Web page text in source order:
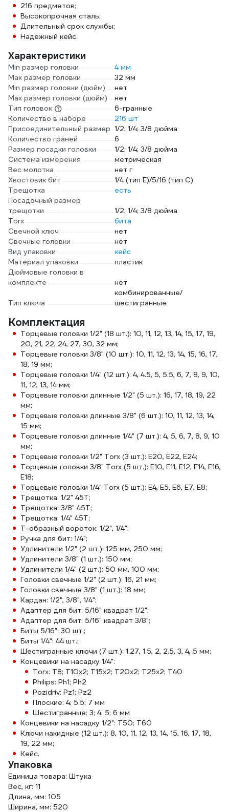
216 предметов;
Высокопрочная сталь;
Длительный срок службы;
Надежный кейс.
Характеристики
Min размер головки
4 мм
Max размер головки
32 мм
Min размер головки (дюйм)
нет
Max размер головки (дюйм)
нет
Тип головок
6-гранные
Количество в наборе
216 шт
Присоединительный размер 1/2; 1/4; 3/8 дюйма
Количество граней
6
Размер посадки головки
1/2; 1/4; 3/8 дюйма
Система измерения
метрическая
Вес молотка
нет г
Хвостовик бит
1/4 (тип E)/5/16 (тип C)
Трещотка
есть
Посадочный размер
трещотки
1/2; 1/4; 3/8 дюйма
Torx
бита
Свечной ключ
нет
Свечные головки
нет
Вид упаковки
кейс
Материал упаковки
пластик
Дюймовые головки в
комплекте
нет
Тип ключа
комбинированные/
шестигранные
Комплектация
Торцевые головки 1/2" (18 шт.): 10, 11, 12, 13, 14, 15, 17, 19,
20, 21, 22, 24, 27, 30, 32 мм;
Торцевые головки 3/8" (10 шт.): 10, 11, 12, 13, 14, 15, 16, 17,
18, 19 мм;
Торцевые головки 1/4" (12 шт.): 4, 4.5, 5, 5.5, 6, 7, 8, 9, 10,
11, 12, 13, 14 мм;
Торцевые головки длинные 1/2" (5 шт.): 16, 17, 18, 19, 22
мм;
Торцевые головки длинные 3/8" (6 шт.): 10, 11, 12, 13, 14,
15 мм;
Торцевые головки длинные 1/4" (7 шт.): 4, 5, 6, 7, 8, 9, 10
мм;
Торцевые головки 1/2" Torx (3 шт.): E20, E22, E24;
Торцевые головки 3/8" Torx (5 шт.): E10, E11, E12, E14, E16,
Е18;
Торцевые головки 1/4" Torx (5 шт.): E4, E5, E6, E7, E8;
Трещотка: 1/2" 45Т;
Трещотка: 3/8" 45Т;
Трещотка: 1/4" 45Т;
Т-образный вороток: 1/2", 1/4";
Ручка для бит: 1/4";
Удлинители 1/2" (2 шт.): 125 мм, 250 мм;
Удлинители 3/8" (1 шт.): 150 мм;
Удлинители 1/4" (2 шт.): 50 мм, 100 мм;
Головки свечные 1/2" (2 шт.): 16, 21 мм;
Головки свечные 3/8" (1 шт.): 18 мм;
Кардан: 1/2", 3/8", 1/4";
Адаптер для бит: 5/16" квадрат 1/2";
Адаптер для бит: 5/16" квадрат 3/8";
Биты 5/16": 30 шт.;
Биты 1/4": 44 шт.;
Шестигранные ключи (7 шт.): 1.27, 1.5, 2, 2.5, 3, 4, 5 мм;
Концевики на насадку 1/4":
Torx: T8; T10х2; T15х2; T20х2; T25х2; Т40
Philips: Ph1; Ph2
Pozidriv: Pz1; Pz2
Плоские: 4; 5.5; 7 мм
Шестигранные: 3; 4; 5; 6 мм
Концевики на насадку 1/2": Т50; T60
Ключи накидные (12 шт.): 8, 10, 11, 12, 13, 14, 15, 16, 17, 18,
19, 22 мм;
Кейс.
Упаковка
Единица товара: Штука
Вес, кг: 11
Длина, мм: 105
Ширина, мм: 520